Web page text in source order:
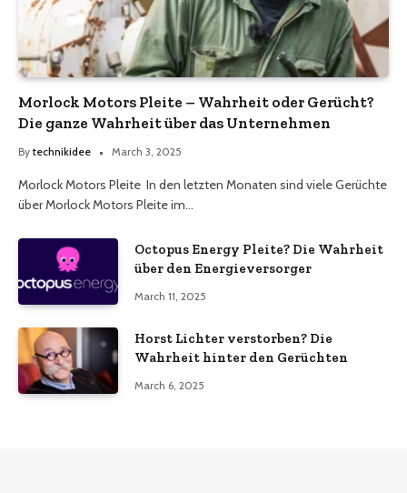
Morlock Motors Pleite – Wahrheit oder Gerücht?
Die ganze Wahrheit über das Unternehmen
By technikidee March 3, 2025
Morlock Motors Pleite In den letzten Monaten sind viele Gerüchte
über Morlock Motors Pleite im…
Octopus Energy Pleite? Die Wahrheit
über den Energieversorger
March 11, 2025
Horst Lichter verstorben? Die
Wahrheit hinter den Gerüchten
March 6, 2025